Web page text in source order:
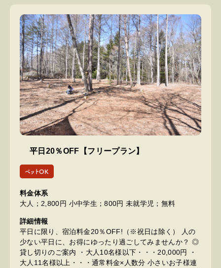
平日20％OFF【フリープラン】
ペットOK
料金体系
大人；2,800円 小中学生；800円 未就学児；無料
詳細情報
平日に限り、宿泊料金20％OFF!（※祝日は除く） 人の
少ない平日に、お得にゆったり過ごしてみませんか？ ◎
貸し切りのご案内 ・大人10名様以下・・・20,000円 ・
大人11名様以上・・・通常料金×人数分 小さいお子様連